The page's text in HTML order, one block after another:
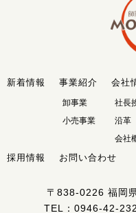
新着情報 事業紹介
卸事業
小売事業
会社
社長
沿革
会社
採用情報 お問い合わせ
〒838-0226福岡
TEL： 0946-42-